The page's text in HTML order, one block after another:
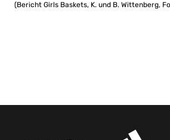
(Bericht Girls Baskets, K. und B. Wittenberg,